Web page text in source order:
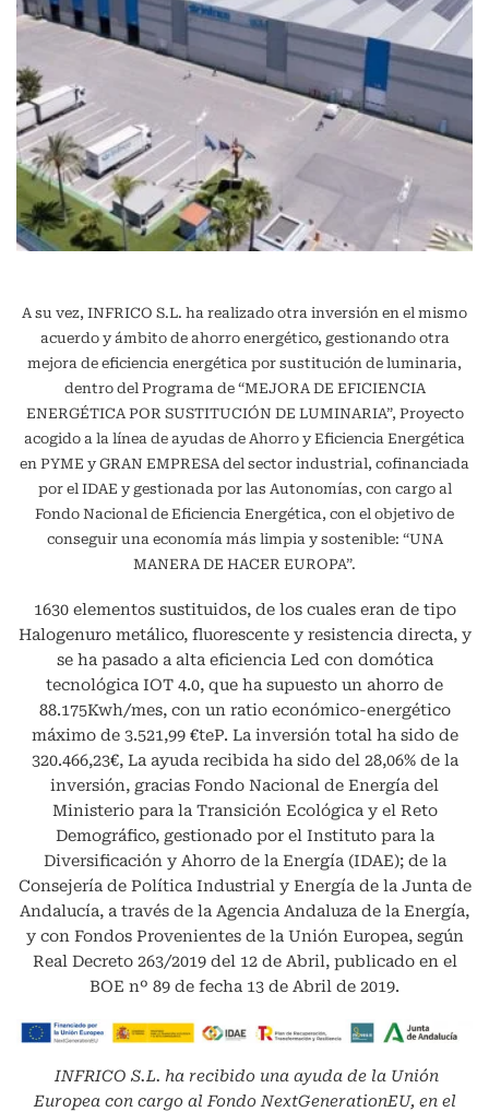
A su vez, INFRICO S.L. ha realizado otra inversión en el mismo
acuerdo y ámbito de ahorro energético, gestionando otra
mejora de eficiencia energética por sustitución de luminaria,
dentro del Programa de “MEJORA DE EFICIENCIA
ENERGÉTICA POR SUSTITUCIÓN DE LUMINARIA”, Proyecto
acogido a la línea de ayudas de Ahorro y Eficiencia Energética
en PYME y GRAN EMPRESA del sector industrial, cofinanciada
por el IDAE y gestionada por las Autonomías, con cargo al
Fondo Nacional de Eficiencia Energética, con el objetivo de
conseguir una economía más limpia y sostenible: “UNA
MANERA DE HACER EUROPA”.
1630 elementos sustituidos, de los cuales eran de tipo
Halogenuro metálico, fluorescente y resistencia directa, y
se ha pasado a alta eficiencia Led con domótica
tecnológica IOT 4.0, que ha supuesto un ahorro de
88.175Kwh/mes, con un ratio económico-energético
máximo de 3.521,99 €teP. La inversión total ha sido de
320.466,23€, La ayuda recibida ha sido del 28,06% de la
inversión, gracias Fondo Nacional de Energía del
Ministerio para la Transición Ecológica y el Reto
Demográfico, gestionado por el Instituto para la
Diversificación y Ahorro de la Energía (IDAE); de la
Consejería de Política Industrial y Energía de la Junta de
Andalucía, a través de la Agencia Andaluza de la Energía,
y con Fondos Provenientes de la Unión Europea, según
Real Decreto 263/2019 del 12 de Abril, publicado en el
BOE nº 89 de fecha 13 de Abril de 2019.
INFRICO S.L. ha recibido una ayuda de la Unión
Europea con cargo al Fondo NextGenerationEU, en el